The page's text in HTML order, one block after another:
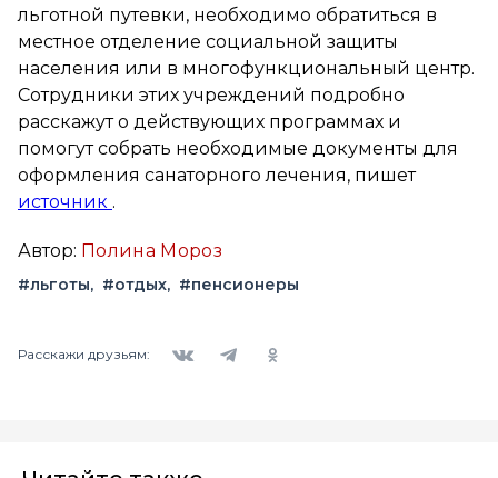
льготной путевки, необходимо обратиться в
местное отделение социальной защиты
населения или в многофункциональный центр.
Сотрудники этих учреждений подробно
расскажут о действующих программах и
помогут собрать необходимые документы для
оформления санаторного лечения, пишет
источник .
Автор: Полина Мороз
#льготы #отдых #пенсионеры
Расскажи друзьям: